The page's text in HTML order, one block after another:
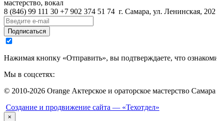
мастерство, вокал
8 (846) 99 111 30 +7 902 374 51 74 г. Самара, ул. Ленинская, 202
Подписаться
Нажимая кнопку «Отправить», вы подтверждаете, что
Мы в соцсетях:
© 2010-2026 Orange Актерское и ораторское мастерство
Создание и продвижение сайта — «Техотдел»
×